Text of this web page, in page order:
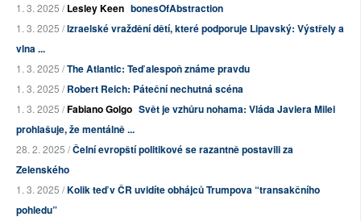
1. 3. 2025 /Lesley Keen bonesOfAbstraction
1. 3. 2025 /Izraelské vraždění dětí, které podporuje Lipavský: Výstřely a
vlna ...
1. 3. 2025 /The Atlantic: Teď alespoň známe pravdu
1. 3. 2025 /Robert Reich: Páteční nechutná scéna
1. 3. 2025 /Fabiano Golgo Svět je vzhůru nohama: Vláda Javiera Milei
prohlašuje, že mentálně ...
28. 2. 2025 /Čelní evropští politikové se razantně postavili za
Zelenského
1. 3. 2025 /Kolik teď v ČR uvidíte obhájců Trumpova “transakčního
pohledu”